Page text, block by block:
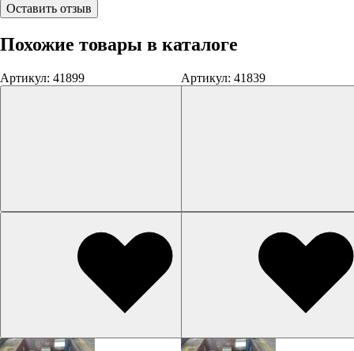
Оставить отзыв
Похожие товары в каталоге
Артикул: 41899 Артикул: 41839